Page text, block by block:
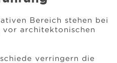
Bereich stehen bei
vor architektonischen
verringern die